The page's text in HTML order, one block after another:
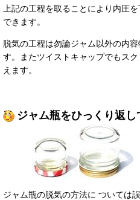
上記の工程を取ることにより内圧
できます。
脱気の工程は勿論ジャム以外の内
す。またツイストキャップでもス
えます。
ジャム瓶をひっくり返し
ジャム瓶の脱気の方法に ついては